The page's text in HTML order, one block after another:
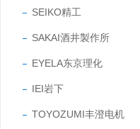
SEIKO精工
SAKAI酒井製作所
EYELA东京理化
IEI岩下
TOYOZUMI丰澄电机